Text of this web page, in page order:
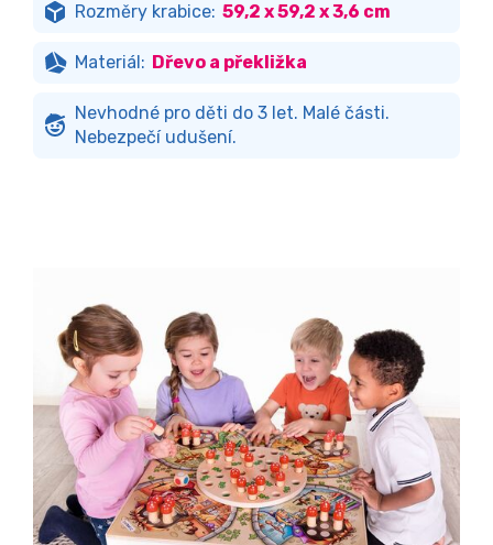
Rozměry krabice: 59,2 x 59,2 x 3,6 cm
Materiál: Dřevo a překližka
Nevhodné pro děti do 3 let. Malé části.
Nebezpečí udušení.